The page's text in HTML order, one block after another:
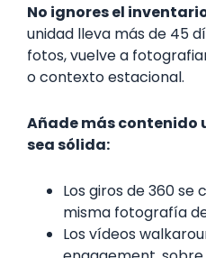
No ignores el
unidad lleva más de 45
fotos, vuelve a
o contexto estacional.
Añade más contenido
sea sólida:
Los giros de 360
misma fotografía
Los vídeos